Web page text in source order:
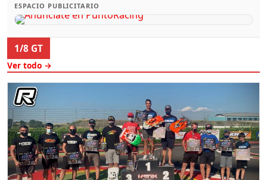
ESPACIO PUBLICITARIO
1/8 GT
Ver todo →